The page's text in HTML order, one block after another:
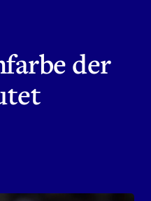
der